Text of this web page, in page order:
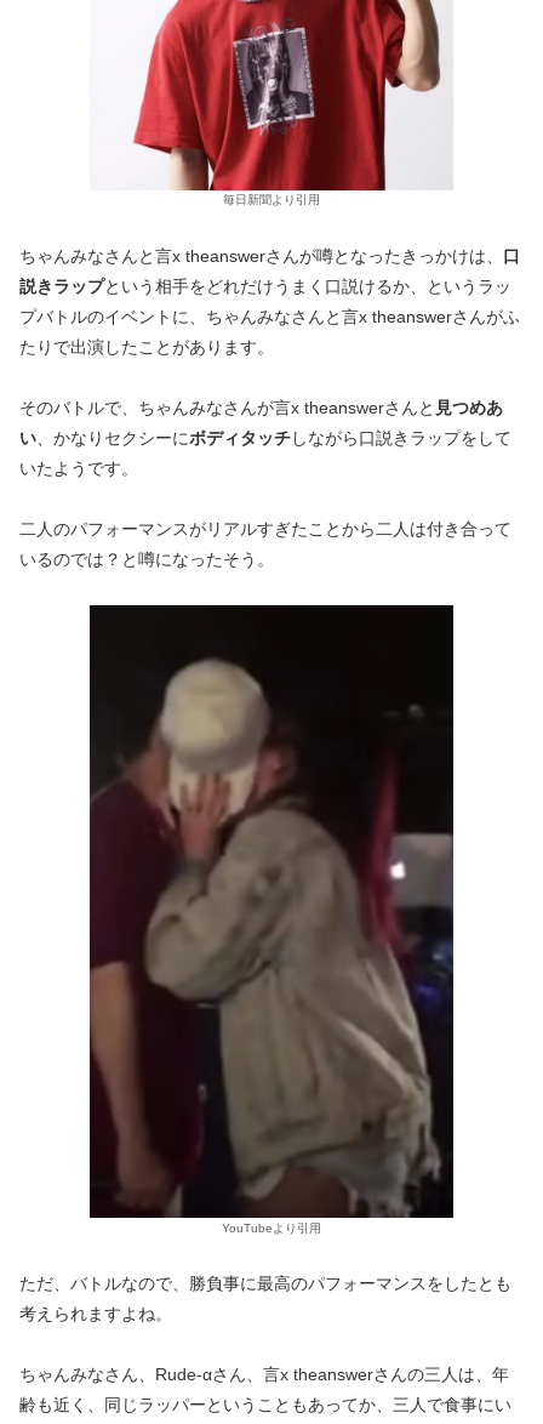
毎日新聞より引用
ちゃんみなさんと言x theanswerさんが噂となったきっかけは、 口
説きラップという相手をどれだけうまく口説けるか、というラッ
プバトルのイベントに、ちゃんみなさんと言x theanswerさんがふ
たりで出演したことがあります。
そのバトルで、ちゃんみなさんが言x theanswerさんと 見つめあ
い 、かなりセクシーにボディタッチしながら口説きラップをして
いたようです。
二人のパフォーマンスがリアルすぎたことから二人は付き合って
いるのでは？と噂になったそう。
YouTubeより引用
ただ、バトルなので、勝負事に最高のパフォーマンスをしたとも
考えられますよね。
ちゃんみなさん、Rude-αさん、言x theanswerさんの三人は、年
齢も近く、同じラッパーということもあってか、三人で食事にい